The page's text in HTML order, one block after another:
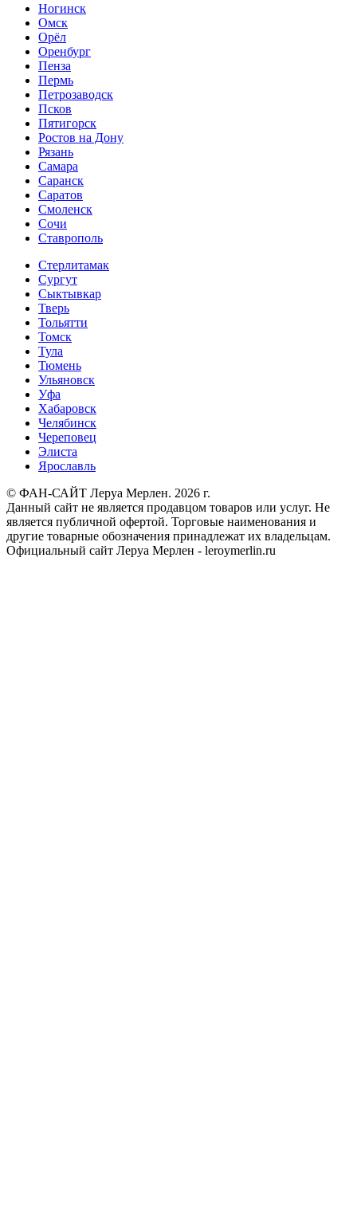
Ногинск
Омск
Орёл
Оренбург
Пенза
Пермь
Петрозаводск
Псков
Пятигорск
Ростов на Дону
Рязань
Самара
Саранск
Саратов
Смоленск
Сочи
Ставрополь
Стерлитамак
Сургут
Сыктывкар
Тверь
Тольятти
Томск
Тула
Тюмень
Ульяновск
Уфа
Хабаровск
Челябинск
Череповец
Элиста
Ярославль
© ФАН-САЙТ Леруа Мерлен. 2026 г.
Данный сайт не является продавцом товаров или услуг. Не
является публичной офертой. Торговые наименования и
другие товарные обозначения принадлежат их владельцам.
Официальный сайт Леруа Мерлен - leroymerlin.ru